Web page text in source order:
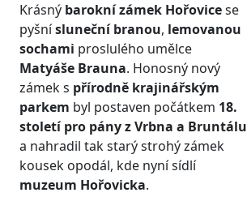
Krásný barokní zámek Hořovicese
pyšnísluneční branou, lemovanou
sochami proslulého umělce
Matyáše Brauna. Honosný nový
zámek s přírodně krajinářským
parkem byl postaven počátkem 18.
století pro pány z Vrbna a Bruntálu
a nahradil tak starý strohý zámek
kousek opodál, kde nyní sídlí
muzeum Hořovicka.